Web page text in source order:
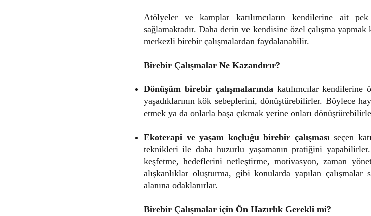
Atölyeler ve kamplar katılımcıların kendilerine ait
sağlamaktadır. Daha derin ve kendisine özel çalışma
merkezli birebir çalışmalardan faydalanabilir.
Birebir Çalışmalar Ne Kazandırır?
Dönüşüm birebir çalışmalarında katılımcılar
yaşadıklarının kök sebeplerini, dönüştürebilirler. Böylece
etmek ya da onlarla başa çıkmak yerine onları
Ekoterapi ve yaşam koçluğu birebir çalışması seçen
teknikleri ile daha huzurlu yaşamanın pratiğini
keşfetme, hedeflerini netleştirme, motivasyon, zaman
alışkanlıklar oluşturma, gibi konularda yapılan çalışmalar
alanına odaklanırlar.
Birebir Çalışmalar için Ön Hazırlık Gerekli mi?